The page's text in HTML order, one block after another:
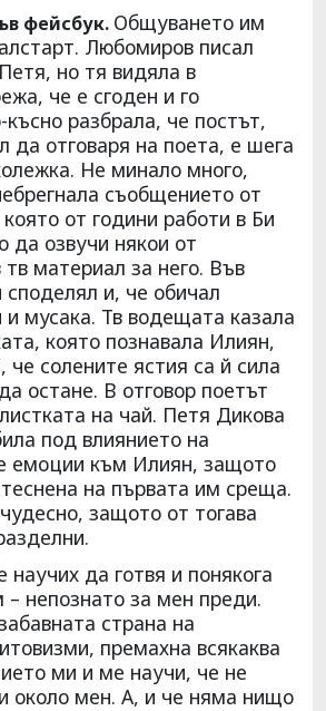
фейсбук. Общуването им
Любомиров писал
но тя видяла в
че е сгоден и го
разбрала, че постът,
да отговаря на поета, е шега
Не минало много,
съобщението от
от години работи в Би
да озвучи някои от
материал за него. Във
и, че обичал
мусака. Тв водещата казала
която познавала Илиян,
солените ястия са й сила
остане. В отговор поетът
на чай. Петя Дикова
под влиянието на
емоции към Илиян, защото
на първата им среща.
защото от тогава
научих да готвя и понякога
непознато за мен преди.
страна на
премахна всякаква
ми и ме научи, че не
около мен. А, и че няма нищо